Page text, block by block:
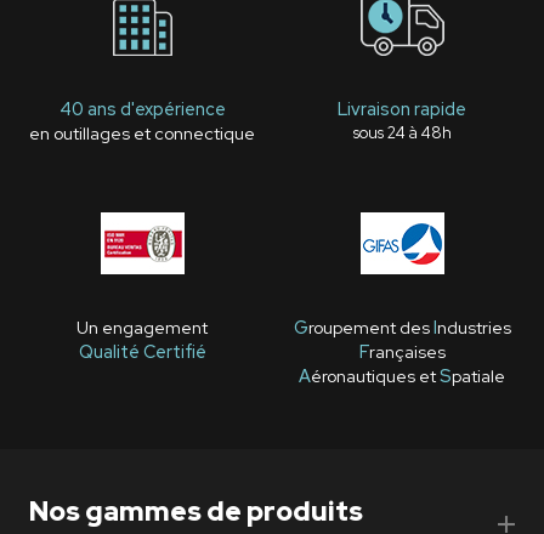
40 ans d'expérience
en outillages et connectique
Livraison rapide
sous 24 à 48h
Un engagement
Qualité Certifié
Groupement desIndustries
Françaises
Aéronautiques etSpatiale
Nos gammes de produits